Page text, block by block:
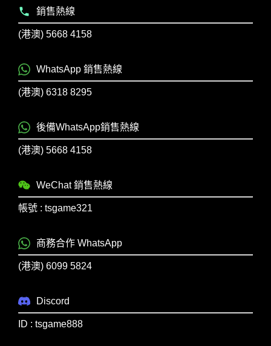
銷售熱線
(港澳) 5668 4158
WhatsApp 銷售熱線
(港澳) 6318 8295
後備WhatsApp銷售熱線
(港澳) 5668 4158
WeChat 銷售熱線
帳號 : tsgame321
商務合作 WhatsApp
(港澳) 6099 5824
Discord
ID : tsgame888